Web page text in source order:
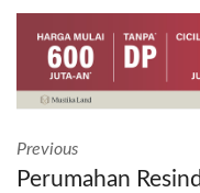
Previous
Perumahan